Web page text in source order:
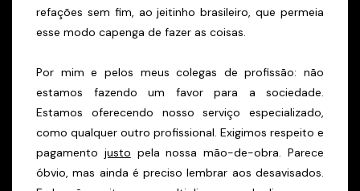
refações sem fim, ao jeitinho brasileiro, que permeia
esse modo capenga de fazer as coisas.
Por mim e pelos meus colegas de profissão: não
estamos fazendo um favor para a sociedade.
Estamos oferecendo nosso serviço especializado,
como qualquer outro profissional. Exigimos respeito e
pagamento justo pela nossa mão-de-obra. Parece
óbvio, mas ainda é preciso lembrar aos desavisados.